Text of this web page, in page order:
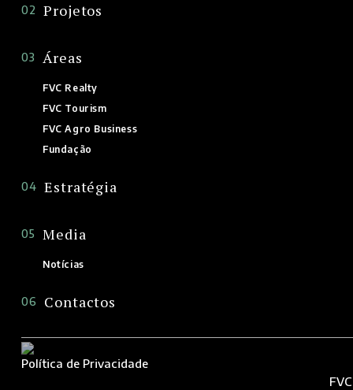
02 Projetos
03 Áreas
FVC Realty
FVC Tourism
FVC Agro Business
Fundação
04 Estratégia
05 Media
Notícias
06 Contactos
Política de Privacidade